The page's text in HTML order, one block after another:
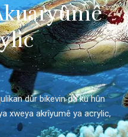
dûr bikevin da ku hûn
xweya akrîyumê ya acrylic,